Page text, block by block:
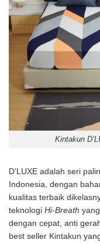
Kintakun
D’LUXE adalah seri
Indonesia, dengan
kualitas terbaik
teknologi Hi-Breath
dengan cepat, anti
best seller Kintakun